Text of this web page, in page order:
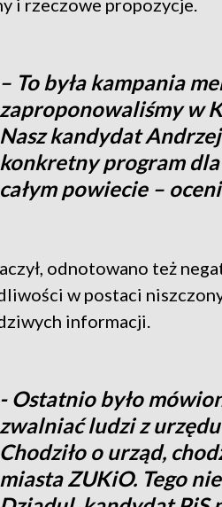
– To była kampania
zaproponowaliśmy w
Nasz kandydat
konkretny program dla
całym powiecie –
odnotowano też
w postaci
informacji.
- Ostatnio było
zwalniać ludzi z
Chodziło o urząd,
miasta ZUKiO. Tego